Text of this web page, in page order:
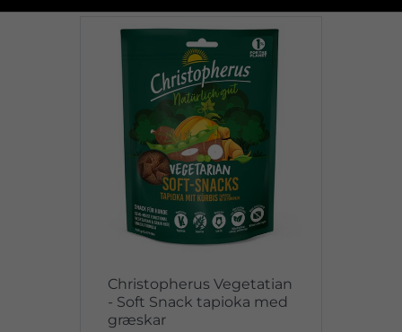
Christopherus Vegetatian
- Soft Snack tapioka med
græskar